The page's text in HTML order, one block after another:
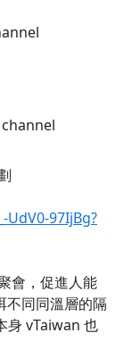
97IjBg?
會，促進人能
不同同溫層的隔
身 vTaiwan 也